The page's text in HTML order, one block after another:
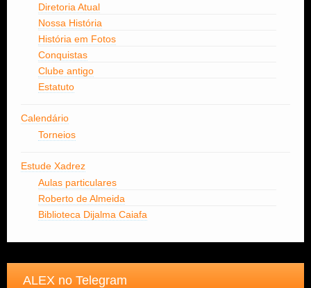
Diretoria Atual
Nossa História
História em Fotos
Conquistas
Clube antigo
Estatuto
Calendário
Torneios
Estude Xadrez
Aulas particulares
Roberto de Almeida
Biblioteca Dijalma Caiafa
ALEX no Telegram